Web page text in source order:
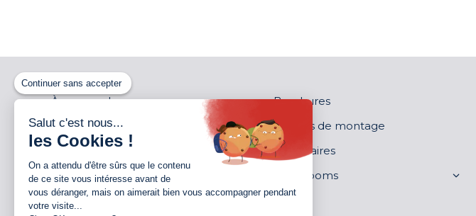
À propos de nous
Distributeurs
Garantie
Jobs
Contact
Brochures
Notices de montage
Partenaires
Showrooms
Devis
Continuer sans accepter
Salut c'est nous...
les Cookies !
On a attendu d'être sûrs que le contenu
de ce site vous intéresse avant de
vous déranger, mais on aimerait bien vous accompagner pendant
votre visite...